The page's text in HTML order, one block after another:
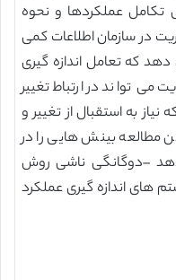
تکامل عملکردها و نحوه
در سازمان اطلاعات کمی
که تعامل اندازه گیری
می تواند در ارتباط تغییر
به استقبال از تغییر و
مطالعه بینش هایی را در
–دوگانگی ناشی روش
های اندازه گیری عملکرد